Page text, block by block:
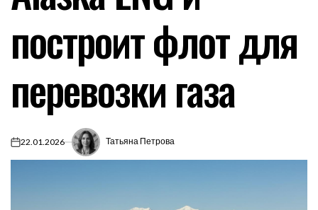
построит флот для
перевозки газа
on22.01.2026 Татьяна Петрова